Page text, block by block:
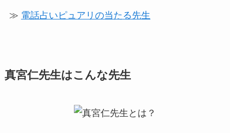
≫ 電話占いピュアリの当たる先生
真宮仁先生はこんな先生